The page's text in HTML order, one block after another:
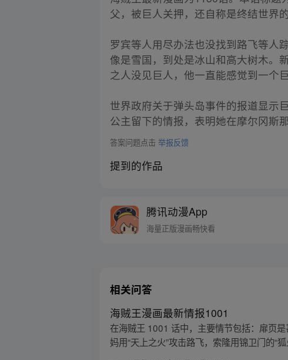
父，被巨人关押，还自称是终结世界
罗宾等人用尽办法也没找到路飞等人
像是雪国，到处是冰山和高大树木。
之人没见巨人，他一直能感觉到一个
世界政府关于弹头岛事件的报道显示
公主留下的情报，表明她在摩尔冈斯那
答案问题点击举报反馈
提到的作品
腾讯动漫App
海量正版漫画畅快看
相关问答
海贼王漫画最新情报1001
在海贼王 1001 话中，主要情节包括：扉页
妈用“天上之火”攻击路飞，索隆用锦卫门的“